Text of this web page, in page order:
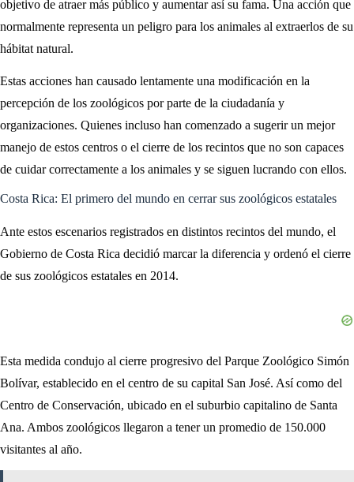
objetivo de atraer más público y aumentar así su fama. Una acción que
normalmente representa un peligro para los animales al extraerlos de su
hábitat natural.
Estas acciones han causado lentamente una modificación en la
percepción de los zoológicos por parte de la ciudadanía y
organizaciones. Quienes incluso han comenzado a sugerir un mejor
manejo de estos centros o el cierre de los recintos que no son capaces
de cuidar correctamente a los animales y se siguen lucrando con ellos.
Costa Rica: El primero del mundo en cerrar sus zoológicos estatales
Ante estos escenarios registrados en distintos recintos del mundo, el
Gobierno de Costa Rica decidió marcar la diferencia y ordenó el cierre
de sus zoológicos estatales en 2014.
Esta medida condujo al cierre progresivo del Parque Zoológico Simón
Bolívar, establecido en el centro de su capital San José. Así como del
Centro de Conservación, ubicado en el suburbio capitalino de Santa
Ana. Ambos zoológicos llegaron a tener un promedio de 150.000
visitantes al año.